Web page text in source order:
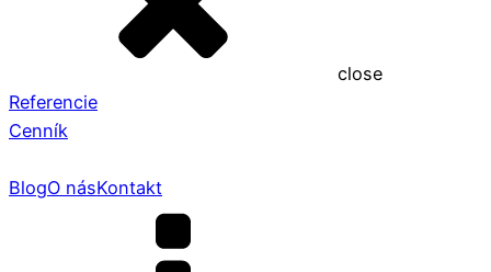
close
Referencie
Cenník
BlogO násKontakt